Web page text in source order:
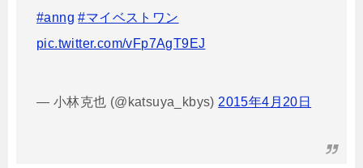
#anng #マイベストワン
pic.twitter.com/vFp7AgT9EJ
— 小林克也 (@katsuya_kbys) 2015年4月20日